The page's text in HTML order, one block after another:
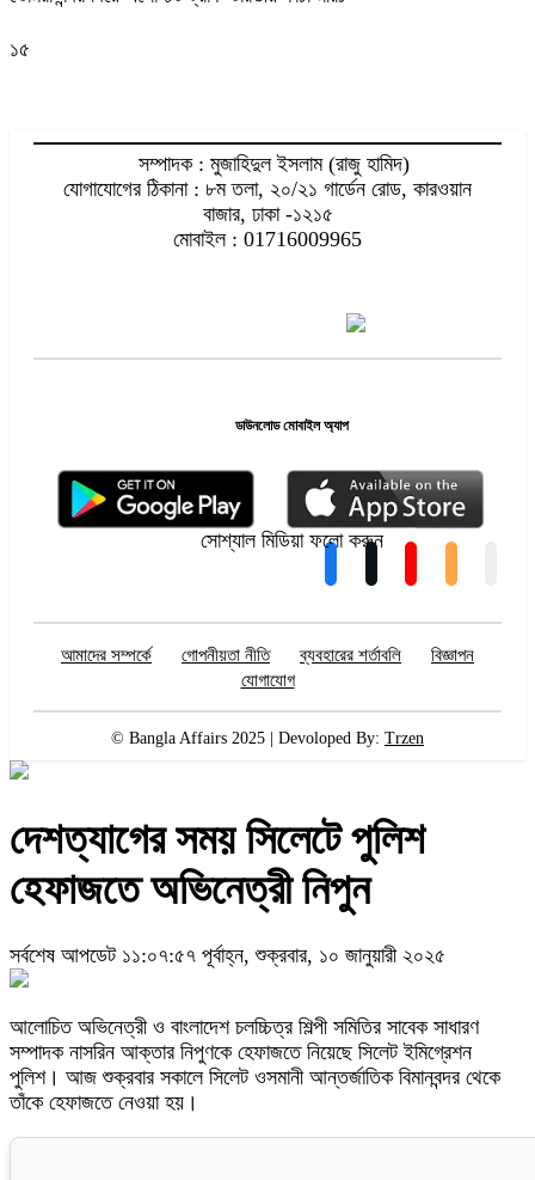
১৫
সম্পাদক : মুজাহিদুল ইসলাম (রাজু হামিদ)
যোগাযোগের ঠিকানা : ৮ম তলা, ২০/২১ গার্ডেন রোড, কারওয়ান
বাজার, ঢাকা -১২১৫
মোবাইল : 01716009965
ডাউনলোড মোবাইল অ্যাপ
সোশ্যাল মিডিয়া ফলো করুন
আমাদের সম্পর্কে গোপনীয়তা নীতি ব্যবহারের শর্তাবলি
বিজ্ঞাপন
যোগাযোগ
© Bangla Affairs 2025 | Devoloped By: Trzen
দেশত্যাগের সময় সিলেটে পুলিশ
হেফাজতে অভিনেত্রী নিপুন
সর্বশেষ আপডেট ১১:০৭:৫৭ পূর্বাহ্ন, শুক্রবার, ১০ জানুয়ারী ২০২৫
আলোচিত অভিনেত্রী ও বাংলাদেশ চলচ্চিত্র শিল্পী সমিতির সাবেক সাধারণ
সম্পাদক নাসরিন আক্তার নিপুণকে হেফাজতে নিয়েছে সিলেট ইমিগ্রেশন
পুলিশ। আজ শুক্রবার সকালে সিলেট ওসমানী আন্তর্জাতিক বিমানবন্দর থেকে
তাঁকে হেফাজতে নেওয়া হয়।